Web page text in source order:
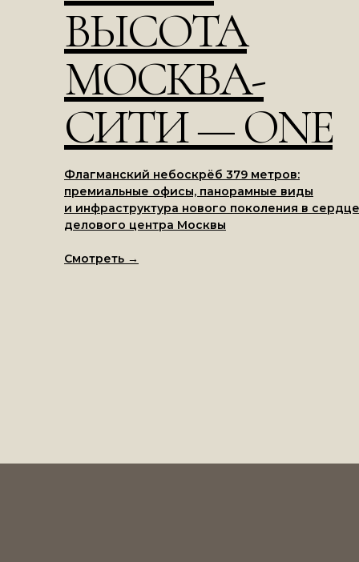
Смотреть →
ВЫСОТА
МОСКВА-
СИТИ — ONE
Флагманский небоскрёб 379 метров:
премиальные офисы, панорамные виды
и инфраструктура нового поколения в сердце
делового центра Москвы